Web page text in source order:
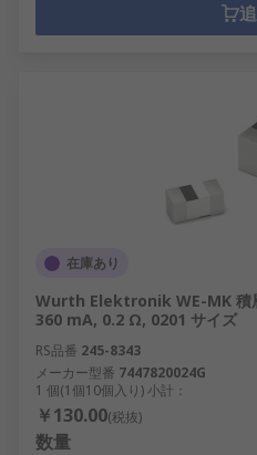
在庫あり
Wurth Elektronik WE-MK 積
360 mA, 0.2 Ω, 0201 サイズ
RS品番 245-8343
メーカー型番 7447820024G
1 個(1個10個入り) 小計：
￥130.00(税抜)
数量